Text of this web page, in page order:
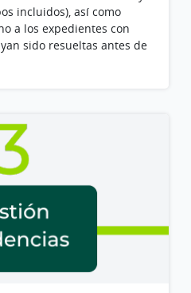
incluidos), así como
a los expedientes con
sido resueltas antes de